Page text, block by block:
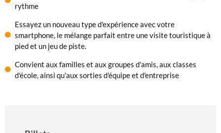
rythme
Essayez un nouveau type d'expérience avec votre
smartphone, le mélange parfait entre une visite touristique à
pied et un jeu de piste.
Convient aux familles et aux groupes d'amis, aux classes
d'école, ainsi qu'aux sorties d'équipe et d'entreprise